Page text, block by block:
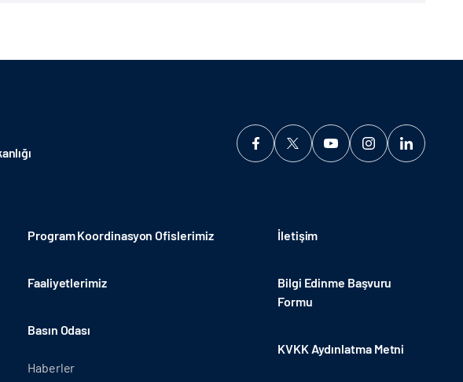
Program Koordinasyon Ofislerimiz
Faaliyetlerimiz
Basın Odası
Haberler
İletişim
Bilgi Edinme Başvuru
Formu
KVKK Aydınlatma Metni